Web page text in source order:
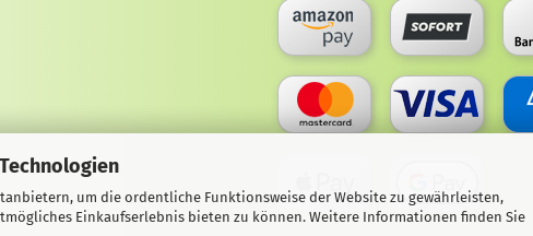
um die ordentliche Funktionsweise der Website zu gewährleisten,
Einkaufserlebnis bieten zu können. Weitere Informationen finden Sie